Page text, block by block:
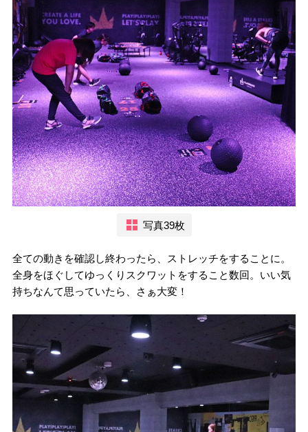
写真39枚
全ての動きを確認し終わったら、ストレッチをすることに。
全身をほぐしてゆっくりスクワットをすること数回。いい気
持ちなんて思っていたら、さぁ大変！